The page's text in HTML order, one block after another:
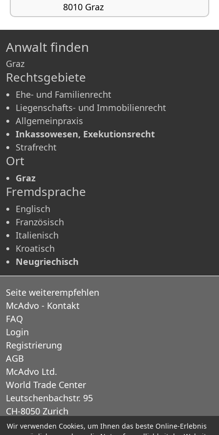
8010 Graz
Immobilienrecht, Allgemeinpraxis,
Inkassowesen, Exekutionsrecht
Anwalt finden
Graz
Rechtsgebiete
Ehe- und Familienrecht
Liegenschafts- und Immobilienrecht
Allgemeinpraxis
Inkassowesen, Exekutionsrecht
Strafrecht
Ort
Graz
Fremdsprache
Englisch
Französisch
Italienisch
Kroatisch
Neugriechisch
Seite weiterempfehlen
McAdvo - Kontakt
FAQ
Login
Registrierung
AGB
McAdvo Ltd.
World Trade Center
Leutschenbachstr. 95
CH-8050 Zurich
Schweiz
Wir verwenden Cookies, um Ihnen das beste Online-Erlebnis